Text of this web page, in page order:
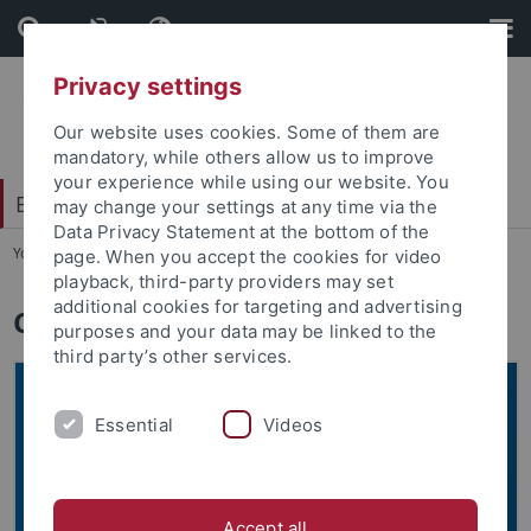
Skip
to
content
Skip
to
footer
Exzellenzstrategie
You are here: Startseite ... Core Facilities
Core Facilities
Privacy settings
Our website uses cookies. Some of them are
mandatory, while others allow us to improve
your experience while using our website. You
may change your settings at any time via the
Data Privacy Statement at the bottom of the
page. When you accept the cookies for video
playback, third-party providers may set
additional cookies for targeting and advertising
purposes and your data may be linked to the
third party’s other services.
Essential Videos